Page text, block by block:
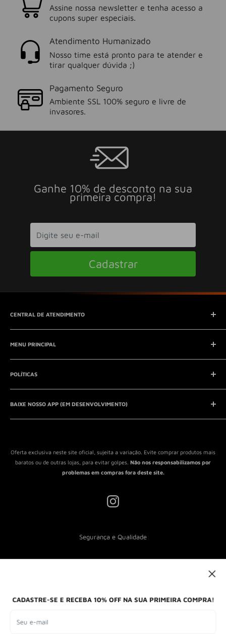
CADASTRE-SE E RECEBA 10% OFF NA SUA PRIMEIRA COMPRA!
Seu e-mail
Assine nossa newsletter e tenha acesso a
cupons super especiais.
Atendimento Humanizado
Nosso time está pronto para te atender e
tirar qualquer dúvida ;)
Pagamento Seguro
Ambiente SSL 100% seguro e livre de
invasores.
Ganhe 10% de desconto na sua
primeira compra!
Cadastrar
CENTRAL DE ATENDIMENTO
E-mail:
Telefone:41 8761-7286
MENU PRINCIPAL
Início
Catálogo
Entrar em contato
QUEM SOMOS?
POLÍTICAS
Aviso Legal
Política de Privacidade
Política de Reembolso
Termos de Serviço
BAIXE NOSSO APP (EM DESENVOLVIMENTO)
Oferta exclusiva neste site oficial, sujeita a variação. Evite comprar produtos mais
baratos ou de outras lojas, para evitar golpes. Não nos responsabilizamos por
problemas em compras fora deste site.
Segurança e Qualidade